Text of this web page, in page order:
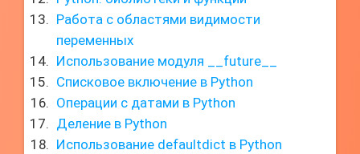
Работа с областями видимости
переменных
Использование модуля __future__
Списковое включение в Python
Операции с датами в Python
Деление в Python
Использование defaultdict в Python